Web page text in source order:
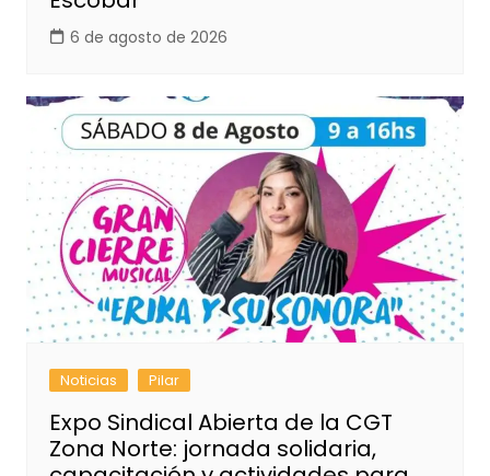
6 de agosto de 2026
Noticias Pilar
Expo Sindical Abierta de la CGT
Zona Norte: jornada solidaria,